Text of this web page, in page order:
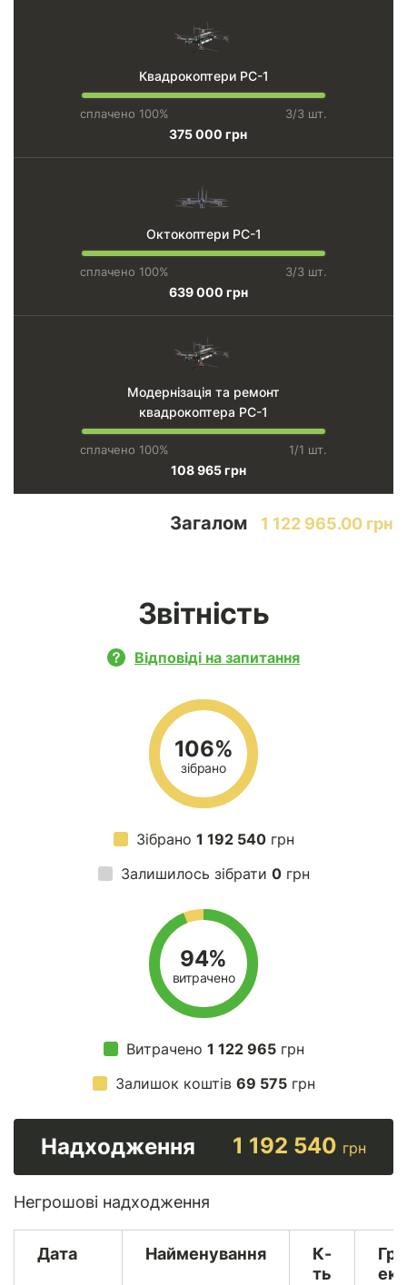
Квадрокоптери PC-1
сплачено 100% 3/3 шт.
375 000 грн
Октокоптери PC-1
сплачено 100% 3/3 шт.
639 000 грн
Модернізація та ремонт
квадрокоптера PC-1
сплачено 100% 1/1 шт.
108 965 грн
Загалом 1 122 965.00 грн
Звітність
Відповіді на запитання
106%
зібрано
Зібрано 1 192 540грн
Залишилось зібрати 0грн
94%
витрачено
Витрачено 1 122 965грн
Залишок коштів 69 575грн
Надходження 1 192 540 грн
Негрошові надходження
Дата Найменування
К-
ть